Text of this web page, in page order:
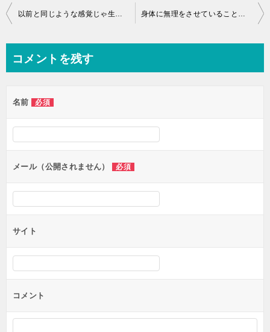
投
ビ
ー
シ
ン
以前と同じような感覚じゃ生きていけないからね♪ 身体に無理をさせていることは分かっているんですが・・・
コメントを残す
名前 必須
メール（公開されません） 必須
サイト
コメント